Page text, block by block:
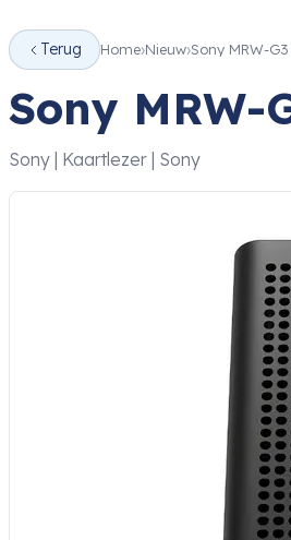
Terug Home Nieuw Sony MRW-
Sony MRW-
Sony | Kaartlezer | Sony